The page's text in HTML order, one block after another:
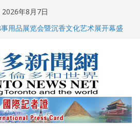
2026年8月7日
开帷幕 多名华人候选人宣布角逐
不友善”并批评其领导层 卡尼：谈判事
儿童绘画比赛颁奖典礼多伦多举行
骄傲大游行 与市民分享竞选理念